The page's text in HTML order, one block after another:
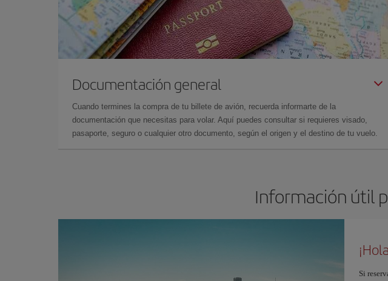
Documentación general
Cuando termines la compra de tu billete de avión, recuerda informarte de la
documentación que necesitas para volar. Aquí puedes consultar si requieres visado,
pasaporte, seguro o cualquier otro documento, según el origen y el destino de tu vuelo.
Información útil
Si